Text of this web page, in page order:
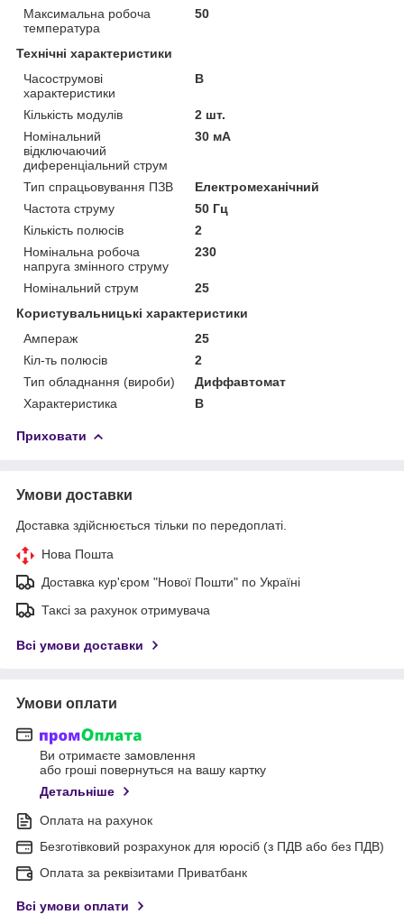
Максимальна робоча
температура
50
Технічні характеристики
Часострумові
характеристики
B
Кількість модулів
2 шт.
Номінальний
відключаючий
диференціальний струм
30 мА
Тип спрацьовування ПЗВ
Електромеханічний
Частота струму
50 Гц
Кількість полюсів
2
Номінальна робоча
напруга змінного струму
230
Номінальний струм
25
Користувальницькі характеристики
Ампераж
25
Кіл-ть полюсів
2
Тип обладнання (вироби)
Диффавтомат
Характеристика
B
Приховати
Умови доставки
Доставка здійснюється тільки по передоплаті.
Нова Пошта
Доставка кур'єром "Нової Пошти" по Україні
Таксі за рахунок отримувача
Всі умови доставки
Умови оплати
Ви отримаєте замовлення
або гроші повернуться на вашу картку
Детальніше
Оплата на рахунок
Безготівковий розрахунок для юросіб (з ПДВ або без ПДВ)
Оплата за реквізитами Приватбанк
Всі умови оплати